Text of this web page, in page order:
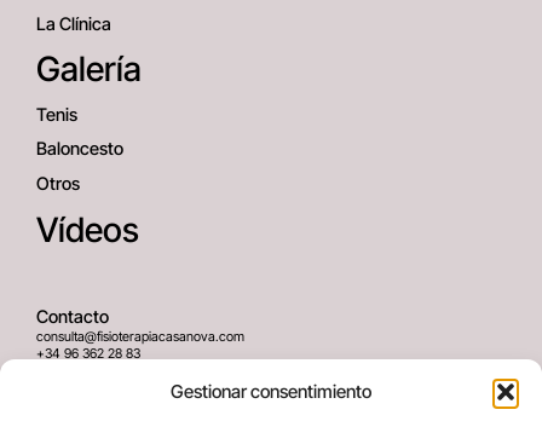
Gestionar consentimiento
La Clínica
Galería
Tenis
Baloncesto
Otros
Vídeos
Contacto
consulta@fisioterapiacasanova.com
+34 96 362 28 83